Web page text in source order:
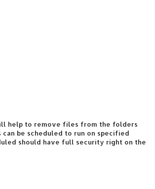
help to remove files from the folders
be scheduled to run on specified
should have full security right on the